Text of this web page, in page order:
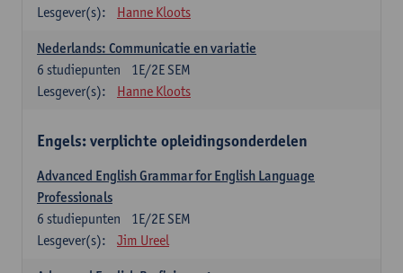
Lesgever(s):
Hanne Kloots
Nederlands: Communicatie en variatie
1E/2E SEM
6 studiepunten
Lesgever(s):
Hanne Kloots
Engels: verplichte opleidingsonderdelen
Advanced English Grammar for English Language
Professionals
1E/2E SEM
6 studiepunten
Lesgever(s):
Jim Ureel